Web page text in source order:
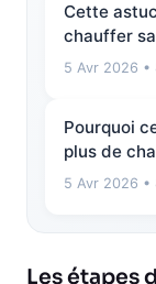
Cette
chauffer
5 Avr 2026 •
Pourquoi
plus de
5 Avr 2026 •
Les étapes